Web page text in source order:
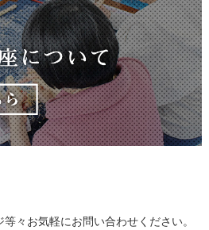
々お気軽にお問い合わせください。